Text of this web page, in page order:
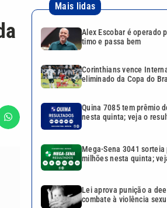
Mais lidas
Alex Escobar é operado
timo e passa bem
Corinthians vence
eliminado da Copa do
Quina 7085 tem prêmio
nesta quinta; veja o
Mega-Sena 3041
milhões nesta quinta;
Lei aprova punição a
combate à violência